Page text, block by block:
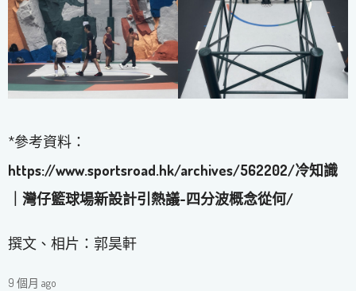
*參考資料：
https://www.sportsroad.hk/archives/562202/冷知識
｜灣仔籃球場新設計引熱議-四分波概念從何/
撰文、相片：郭昊軒
9 個月 ago